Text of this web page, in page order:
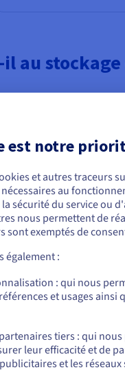
au
de votre entreprise.
d’entre elles
convient le mieux, à
en États-Unis.
pays (États-Unis) et
USD - $
est notre
et autres traceurs
au
sécurité du service ou
nous permettent de
sont exemptés de
également :
: qui nous
et usages ainsi
tiers : qui
leur efficacité et de
et les réseaux